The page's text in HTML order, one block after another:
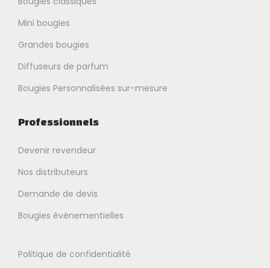
Mini bougies
Grandes bougies
Diffuseurs de parfum
Bougies Personnalisées sur-mesure
Professionnels
Devenir revendeur
Nos distributeurs
Demande de devis
Bougies événementielles
Politique de confidentialité